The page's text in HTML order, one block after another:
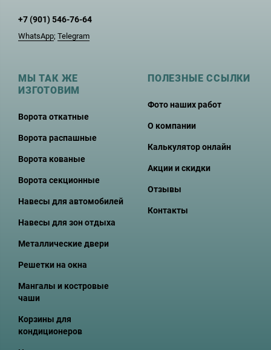
+7 (901) 546-76-64
WhatsApp; Telegram
МЫ ТАК ЖЕ
ИЗГОТОВИМ
Ворота откатные
Ворота распашные
Ворота кованые
Ворота секционные
Навесы для автомобилей
Навесы для зон отдыха
Металлические двери
Решетки на окна
Мангалы и костровые
чаши
Корзины для
кондиционеров
ПОЛЕЗНЫЕ ССЫЛКИ
Фото наших работ
О компании
Калькулятор онлайн
Акции и скидки
Отзывы
Контакты